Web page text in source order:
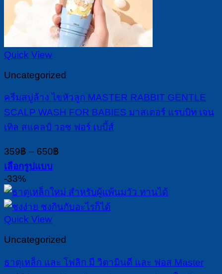
Quick View
Uncategorized
ครีมสบู่ล้าง ไขหัวลูก MASTER RABBIT GENTLE
SCALP WASH FOR BABIES มาสเตอร์ แรบบิท เจน
เทิล สแคลป์ วอช ฟอร์ เบบี้ส์
359฿ – 650฿
through
650฿
เลือกรูปแบบ
This
product
has
multiple
variants.
options
be
-33%
Quick View
Uncategorized
ธาตุเหล็ก และ โฟลิก มี วิตามินดี และ ฟอส Master